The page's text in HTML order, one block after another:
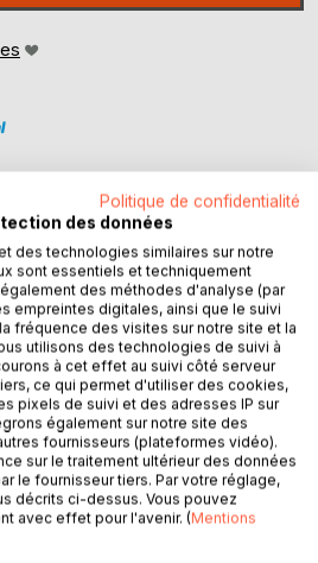
savent de nous ce que nous
de René Char , l'écriture se
à dire cette faculté de notre
d'une période délicate en
dépasse et ainsi amorcer une
corps et l'écriture, tout un
dans des espaces inconnus
Autre.
Politique de confidentialité
des données
des technologies similaires sur notre
sont essentiels et techniquement
des méthodes d'analyse (par
empreintes digitales, ainsi que le suivi
fréquence des visites sur notre site et la
utilisons des technologies de suivi à
à cet effet au suivi côté serveur
ce qui permet d'utiliser des cookies,
pixels de suivi et des adresses IP sur
également sur notre site des
fournisseurs (plateformes vidéo).
sur le traitement ultérieur des données
le fournisseur tiers. Par votre réglage,
décrits ci-dessus. Vous pouvez
avec effet pour l'avenir. (Mentions